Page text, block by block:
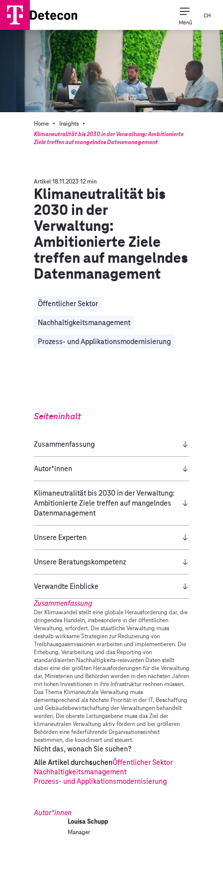
Menü
CH
Home · Insights ·
Klimaneutralität bis 2030 in der Verwaltung: Ambitionierte
Ziele treffen auf mangelndes Datenmanagement
Artikel 18.11.2023 12 min
Klimaneutralität bis
2030 in der
Verwaltung:
Ambitionierte Ziele
treffen auf mangelndes
Datenmanagement
Öffentlicher Sektor
Nachhaltigkeitsmanagement
Prozess- und Applikationsmodernisierung
Zusammenfassung
Der Klimawandel stellt eine globale Herausforderung dar, die
dringendes Handeln, insbesondere in der öffentlichen
Verwaltung, erfordert. Die staatliche Verwaltung muss
deshalb wirksame Strategien zur Reduzierung von
Treibhausgasemissionen erarbeiten und implementieren. Die
Erhebung, Verarbeitung und das Reporting von
standardisierten Nachhaltigkeits-relevanten Daten stellt
dabei eine der größten Herausforderungen für die Verwaltung
dar. Ministerien und Behörden werden in den nächsten Jahren
mit hohen Investitionen in ihre Infrastruktur rechnen müssen.
Das Thema Klimaneutrale Verwaltung muss
dementsprechend als höchste Priorität in der IT, Beschaffung
und Gebäudebewirtschaftung der Verwaltungen behandelt
werden. Die oberste Leitungsebene muss das Ziel der
klimaneutralen Verwaltung aktiv fördern und bei größeren
Behörden eine federführende Organisationseinheit
bestimmen, die koordiniert und steuert.
Nicht das, wonach Sie suchen?
Alle Artikel durchsuchenÖffentlicher Sektor
Nachhaltigkeitsmanagement
Prozess- und Applikationsmodernisierung
Autor*innen
Louisa Schupp
Manager
Seiteninhalt
Zusammenfassung
Autor*innen
Klimaneutralität bis 2030 in der Verwaltung:
Ambitionierte Ziele treffen auf mangelndes
Datenmanagement
Unsere Experten
Unsere Beratungskompetenz
Verwandte Einblicke